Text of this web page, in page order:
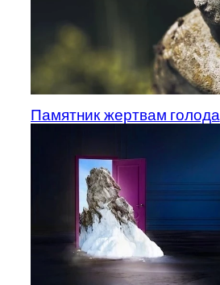
Памятник жертвам голода